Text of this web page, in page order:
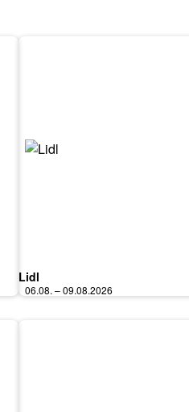
Lidl
06.08. – 09.08.2026